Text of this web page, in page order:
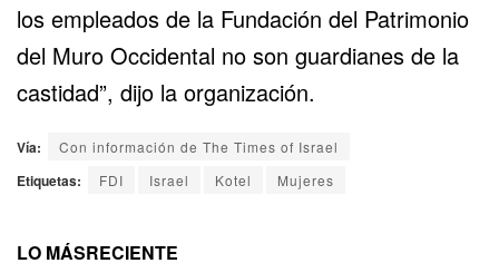
los empleados de la Fundación del Patrimonio
del Muro Occidental no son guardianes de la
castidad”, dijo la organización.
Vía: Con información de The Times of Israel
Etiquetas: FDI Israel Kotel Mujeres
LO MÁSRECIENTE